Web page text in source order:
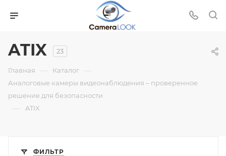
ATIX 23
Главная — Каталог —
Аналоговые камеры видеонаблюдения – проверенное
решение для безопасности
— ATIX
ФИЛЬТР